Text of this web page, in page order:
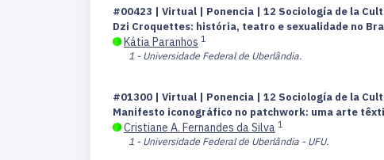
#00423 | Virtual | Ponencia | 12 Sociología de la
Dzi Croquettes: história, teatro e sexualidade no
Kátia Paranhos 1
1 - Universidade Federal de Uberlândia.
#01300 | Virtual | Ponencia | 12 Sociología de la
Manifesto iconográfico no patchwork: uma arte
Cristiane A. Fernandes da Silva 1
1 - Universidade Federal de Uberlândia - UFU.